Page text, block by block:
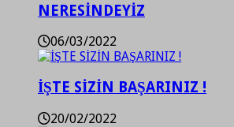
NERESİNDEYİZ
06/03/2022
İŞTE SİZİN BAŞARINIZ !
20/02/2022